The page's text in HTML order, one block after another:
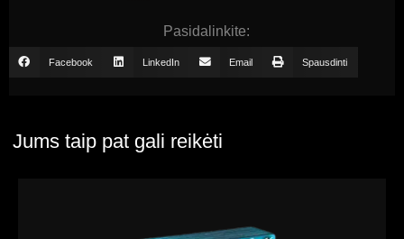
Pasidalinkite:
Facebook LinkedIn Email Spausdinti
Jums taip pat gali reikėti